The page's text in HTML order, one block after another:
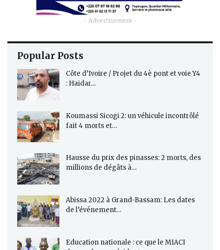
- Advertisement -
Popular Posts
Côte d’Ivoire / Projet du 4è pont et voie Y4
: Haidar…
Koumassi Sicogi 2: un véhicule incontrôlé
fait 4 morts et…
Hausse du prix des pinasses: 2 morts, des
millions de dégâts à…
Abissa 2022 à Grand-Bassam: Les dates
de l’événement…
Education nationale : ce que le MIACI